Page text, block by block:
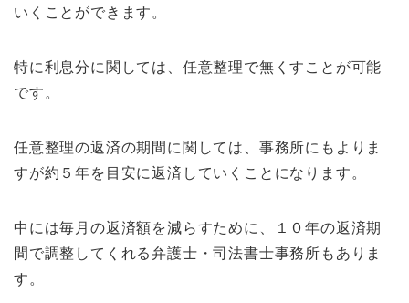
いくことができます。
特に利息分に関しては、任意整理で無くすことが可能
です。
任意整理の返済の期間に関しては、事務所にもよりま
すが約５年を目安に返済していくことになります。
中には毎月の返済額を減らすために、１０年の返済期
間で調整してくれる弁護士・司法書士事務所もありま
す。